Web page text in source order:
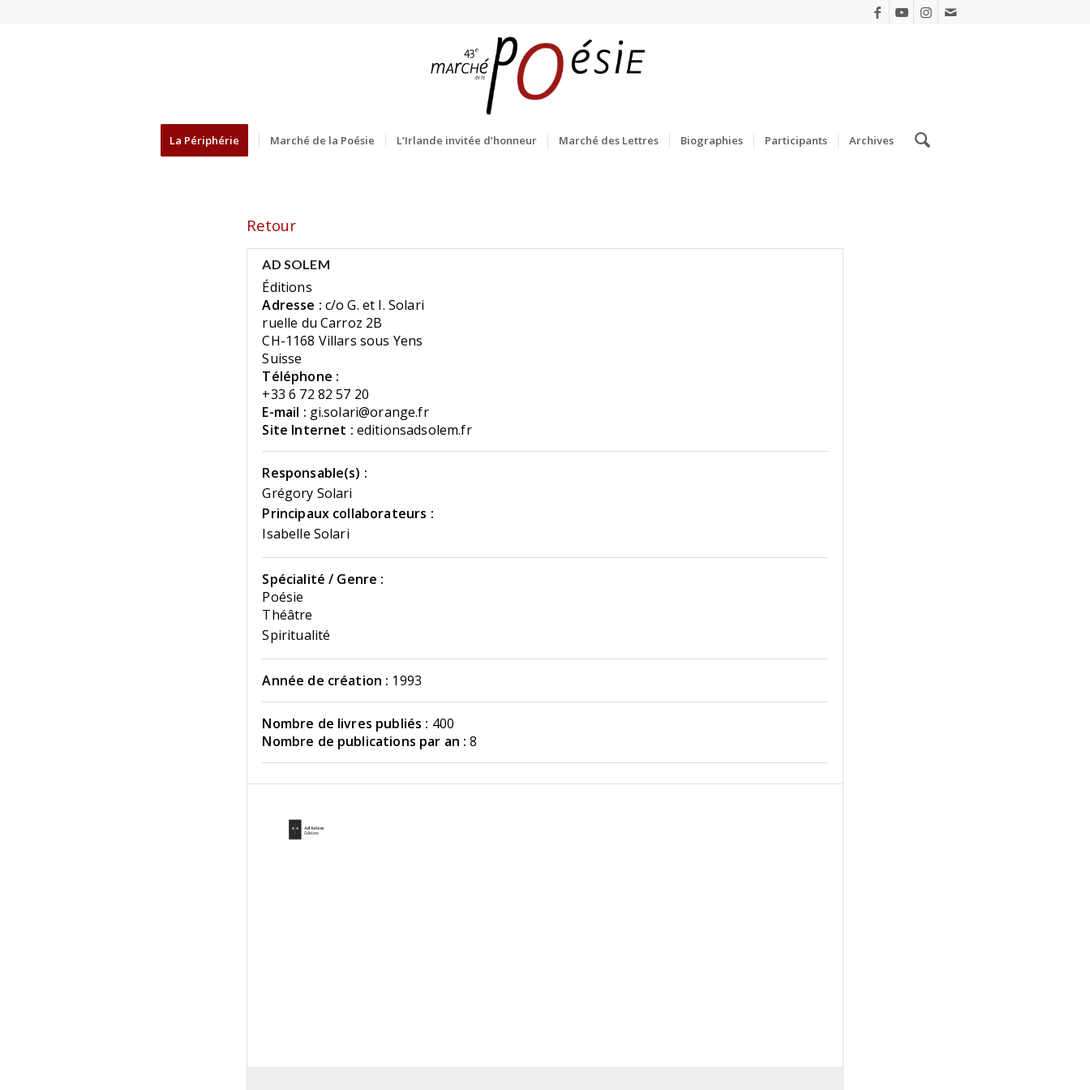
La Périphérie Marché de la Poésie L’Irlande invitée d’honneur Marché des Lettres Biographies Participants Archives
Retour
AD SOLEM
Éditions
Adresse : c/o G. et I. Solari
ruelle du Carroz 2B
CH-1168 Villars sous Yens
Suisse
Téléphone :
+33 6 72 82 57 20
E-mail : gi.solari@orange.fr
Site Internet : editionsadsolem.fr
Responsable(s) :
Grégory Solari
Principaux collaborateurs :
Isabelle Solari
Spécialité / Genre :
Poésie
Théâtre
Spiritualité
Année de création : 1993
Nombre de livres publiés : 400
Nombre de publications par an : 8